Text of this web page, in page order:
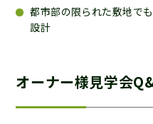
都市部の限られた敷地で
設計
オーナー様見学会